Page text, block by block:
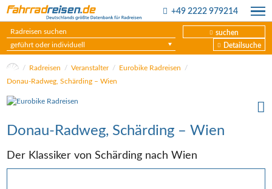
+49 2222 979214
suchen
geführt oder individuell
Detailsuche
Radreisen Veranstalter
Eurobike Radreisen
Donau-Radweg, Schärding – Wien
Donau-Radweg, Schärding – Wien
Der Klassiker von Schärding nach Wien